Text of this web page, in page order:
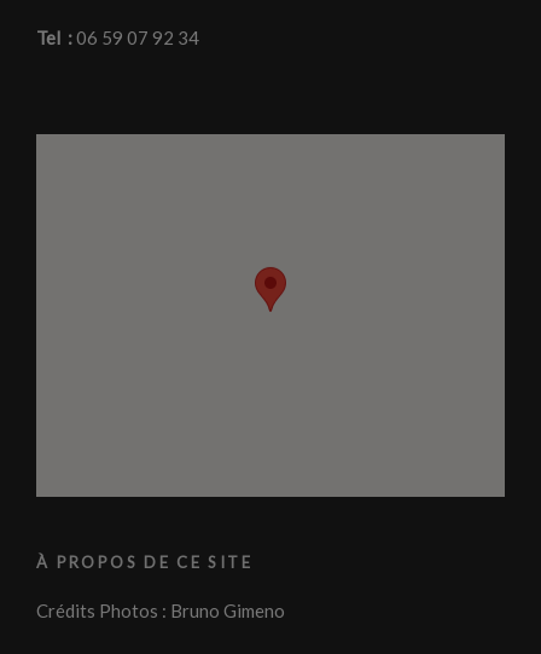
Tel :06 59 07 92 34
À PROPOS DE CE SITE
Crédits Photos : Bruno Gimeno